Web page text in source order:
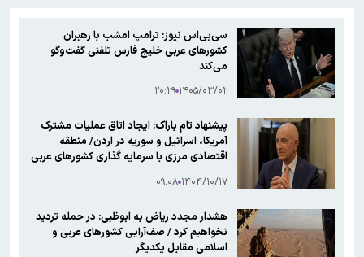
راز رنگ آبی در صندلی های هواپیما چیست؟
گوگل اسیستنت ماه آینده در اندروید غیرفعال و جمینای جایگزین آن
می‌شود
سی‌بی‌اس نیوز: ترامپ امشب با رهبران
کشورهای عربی خلیج فارس تلفنی گفت‌وگو
می‌کند
۱۴۰۵/۰۳/۰۲ ۲۰:۲۹
پیشنهاد تام باراک: ایجاد اتاق عملیات مشترک
آمریکا، اسرائیل و سوریه در اردن/ منطقه
اقتصادی مرزی با سرمایه گذاری کشورهای عربی
۱۴۰۴/۱۰/۱۷ ۰۹:۰۸
هشدار مجدد ریاض به ابوظبی: در حمله تردید
نخواهیم کرد / صف‌آرایی کشورهای عربی و
اسلامی مقابل یکدیگر